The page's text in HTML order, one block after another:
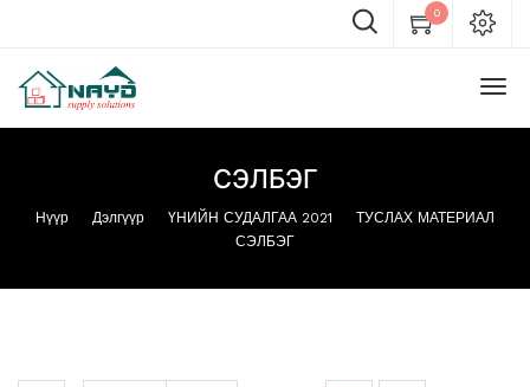
0
СЭЛБЭГ
Нүүр Дэлгүүр ҮНИЙН СУДАЛГАА 2021
ТУСЛАХ МАТЕРИАЛ
СЭЛБЭГ